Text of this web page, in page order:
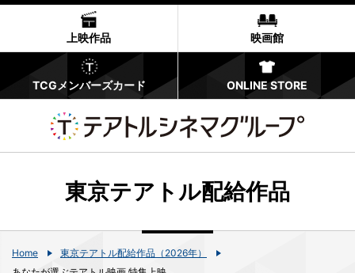
上映作品 映画館
TCGメンバーズカード ONLINE STORE
東京テアトル配給作品
Home
東京テアトル配給作品（2026年）